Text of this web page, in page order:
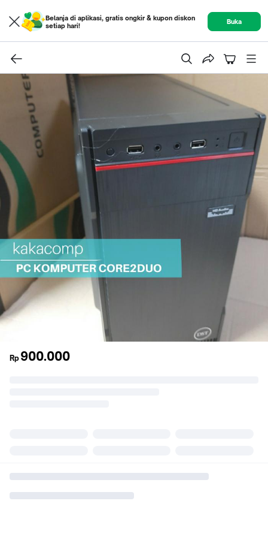
Belanja di aplikasi, gratis ongkir & kupon diskon
setiap hari!
Buka
Rp 900.000